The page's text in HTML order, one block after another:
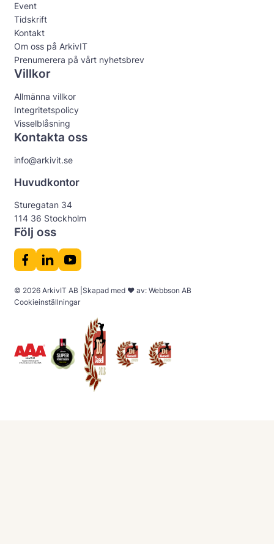
Event
Tidskrift
Kontakt
Om oss på ArkivIT
Prenumerera på vårt nyhetsbrev
Villkor
Allmänna villkor
Integritetspolicy
Visselblåsning
Kontakta oss
info@arkivit.se
Huvudkontor
Sturegatan 34
114 36 Stockholm
Följ oss
© 2026 ArkivIT AB Skapad med ♥av: Webbson AB
Cookieinställningar